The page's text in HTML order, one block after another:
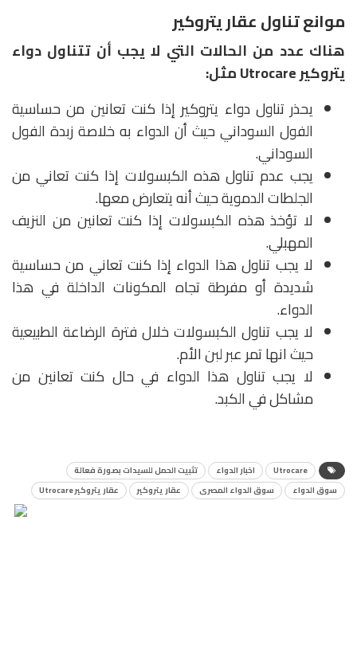
موانع تناول عقار يتروكير
هناك عدد من الحالات التي لا يجب أن تتناول دواء
يتروكيرUtrocare مثل:
يحذر تناول دواء يتروكير إذا كنت تعانين من حساسية
الفول السوداني حيث أن الدواء به خلاصة زبدة الفول
السوداني.
يجب عدم تناول هذه الكبسولات إذا كنت تعاني من
الجلطات الدموية حيث أنه يتعارض معها.
لا تؤخذ هذه الكبسولات إذا كنت تعانين من النزيف
المهبلي.
لا يجب تناول هذا الدواء إذا كنت تعاني من حساسية
شديدة أو مفرطة تجاه المكونات الداخلة في هذا
الدواء.
لا يجب تناول الكبسولات خلال فترة الرضاعة الطبيعية
حيث انها تمر عبر لبن الأم.
لا يجب تناول هذا الدواء في حال كنت تعانين من
مشاكل في الكبد.
Utrocare اخبار الدواء
تثبيت الحمل للسيدات بصورة فعالة
سوق الدواء
سوق الدواء المصرى عقار يتروكير عقار يتروكير Utrocare